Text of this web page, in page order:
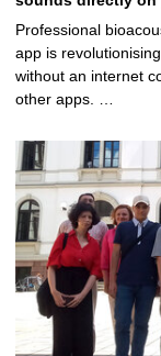
Professional
app is
without an internet
other apps. …